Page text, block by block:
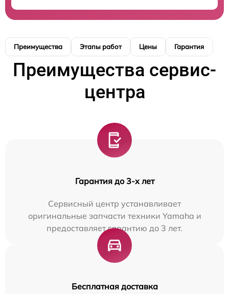
Преимущества Этапы работ Цены Гарантия
Преимущества сервис-
центра
Гарантия до 3-х лет
Сервисный центр устанавливает
оригинальные запчасти техники Yamaha и
предоставляет гарантию до 3 лет.
Бесплатная доставка